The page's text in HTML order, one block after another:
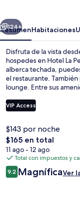
Siguiente
124+
ResumenHabitaciones
Disfruta de la vista
hospedes en Hotel La
alberca techada,
el restaurante.
lounge. Entre sus
VIP Access
$143 por noche
El
precio
total
es
de
$165 en total
11 ago - 12 ago
Total con impuestos y
Opiniones
9.29.2 de 10,
MagníficaVer